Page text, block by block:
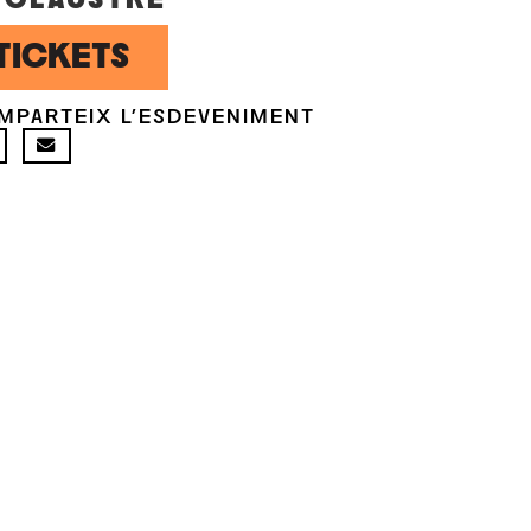
L'ESDEVENIMENT